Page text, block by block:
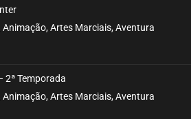
Animação, Artes Marciais, Aventura
2ª Temporada
Animação, Artes Marciais, Aventura